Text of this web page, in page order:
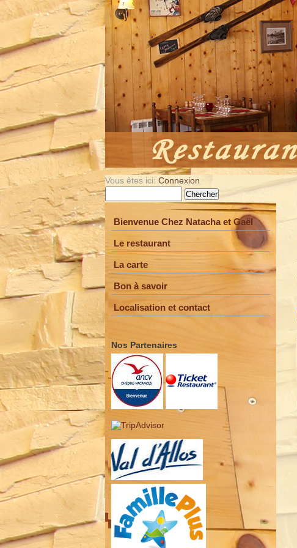
Vous êtes ici: Connexion
Bienvenue Chez Natacha et Gaël
Le restaurant
La carte
Bon à savoir
Localisation et contact
Nos Partenaires